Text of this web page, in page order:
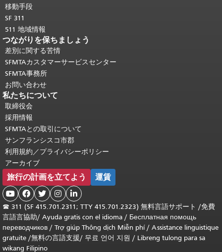
移動手段
SF 311
511 地域情報
つながりを保ちましょう
差別に関する苦情
SFMTAカスタマーサービスセンター
SFMTA事務所
お問い合わせ
私たちについて
取締役会
採用情報
SFMTAとの取引について
サンフランシスコ市郡
利用規約／プライバシーポリシー
アーカイブ
旅行の計画を立てよう 運賃
    
☎ 311 (SF 415.701.2311; TTY 415.701.2323) 無料言語サポート /免費
言語言協助/ Ayuda gratis con el idioma / Бесплатная помощь
переводчиков / Trợ giúp Thông dịch Miễn phí/ Assistance linguistique
gratuite /無料の言語支援/ 무료 언어 지원 / Libreng tulong para sa
wikang Filipino